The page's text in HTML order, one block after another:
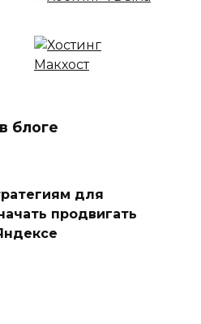
блоге
для
продвигать